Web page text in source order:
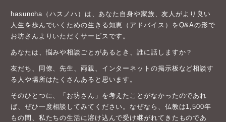
hasunoha（ハスノハ）は、あなた自身や家族、友人がより良い
人生を歩んでいくための生きる知恵（アドバイス）をQ&Aの形で
お坊さんよりいただくサービスです。
あなたは、悩みや相談ごとがあるとき、誰に話しますか？
友だち、同僚、先生、両親、インターネットの掲示板など相談す
る人や場所はたくさんあると思います。
そのひとつに、「お坊さん」を考えたことがなかったのであれ
ば、ぜひ一度相談してみてください。なぜなら、仏教は1,500年
もの間、私たちの生活に溶け込んで受け継がれてきたものであ